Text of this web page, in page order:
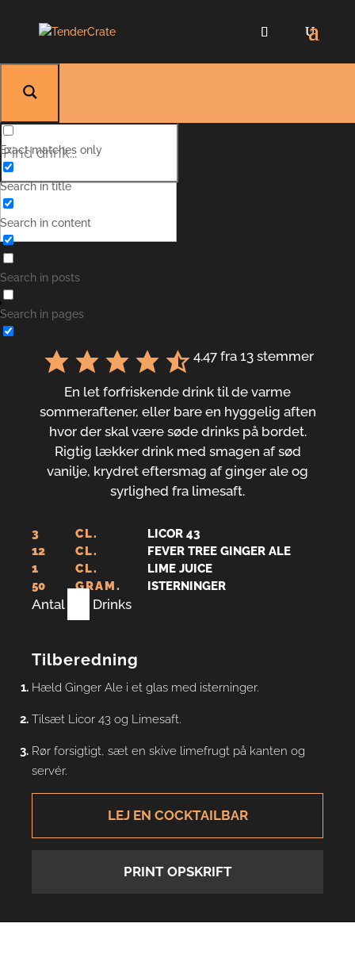
Exact matches only
Search in title
Search in content
Search in posts
Search in pages
4.47fra 13stemmer
En let forfriskende drink til de varme
sommeraftener, eller bare en hyggelig aften
hvor der skal være søde drinks på bordet.
Rigtig lækker drink med smagen af sød
vanilje, krydret eftersmag af ginger ale og
syrlighed fra limesaft.
3 CL.
LICOR 43
12
CL.
FEVER TREE GINGER ALE
1
CL.
LIME JUICE
50
GRAM. ISTERNINGER
Antal Drinks
Tilberedning
Hæld Ginger Ale i et glas med isterninger.
Tilsæt Licor 43 og Limesaft.
Rør forsigtigt, sæt en skive limefrugt på kanten og
servér.
LEJ EN COCKTAILBAR
PRINT OPSKRIFT